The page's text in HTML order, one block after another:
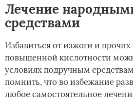
Лечение
средствами
Избавиться от изжоги и
повышенной кислотности
условиях подручным
помнить, что во избежание
любое самостоятельное